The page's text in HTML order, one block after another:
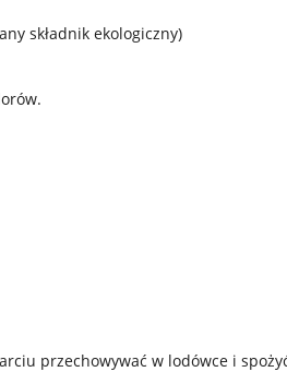
składnik ekologiczny)
przechowywać w lodówce i